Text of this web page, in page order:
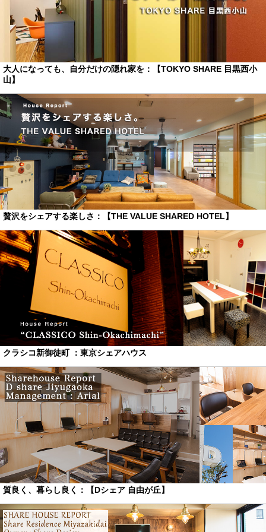
大人になっても、自分だけの隠れ家を：【TOKYO SHARE 目黒西小
山】
贅沢をシェアする楽しさ：【THE VALUE SHARED HOTEL】
クラシコ新御徒町 ：東京シェアハウス
質良く、暮らし良く：【Dシェア 自由が丘】